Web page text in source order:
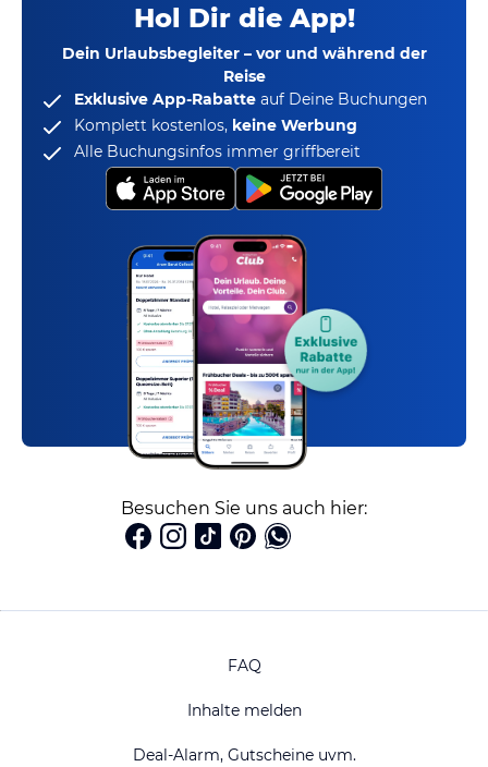
Hol Dir die App!
Dein Urlaubsbegleiter – vor und während der
Reise
Exklusive App-Rabatte auf Deine Buchungen
Komplett kostenlos, keine Werbung
Alle Buchungsinfos immer griffbereit
Besuchen Sie uns auch hier:
FAQ
Inhalte melden
Deal-Alarm, Gutscheine uvm.